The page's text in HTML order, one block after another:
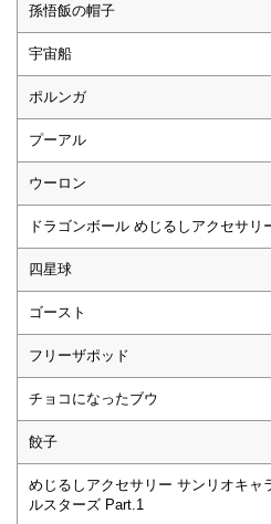
孫悟飯の帽子
宇宙船
ポルンガ
プーアル
ウーロン
ドラゴンボール めじるしアクセサリ
四星球
ゴースト
フリーザポッド
チョコになったブウ
餃子
めじるしアクセサリー サンリオキャ
ルスターズ Part.1